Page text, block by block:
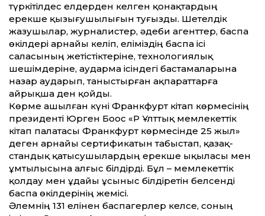
түркітілдес елдерден келген қонақтардың
ерекше қызығушылығын туғызды. Шетелдік
жазушылар, журналистер, әдеби агенттер, баспа
өкілдері арнайы келіп, еліміздің баспа ісі
саласының жетістіктеріне, технологиялық
шешімдеріне, аударма ісіндегі бастамаларына
назар аударып, таныстырған ақпараттарға
айрықша ден қойды.
Көрме ашылған күні Франкфурт кітап көрмесінің
президенті Юрген Боос «ҚР Ұлттық мемлекеттік
кітап палатасы Франкфурт көрмесінде 25 жыл»
деген арнайы сертификатын табыстап, қазақ­
стандық қатысушылардың ерекше ықыласы мен
ұмтылысына алғыс білдірді. Бұл – мемлекеттік
қолдау мен ұдайы ұсыныс білдіретін белсенді
баспа өкілдерінің жемісі.
Әлемнің 131 елінен баспагерлер келсе, соның